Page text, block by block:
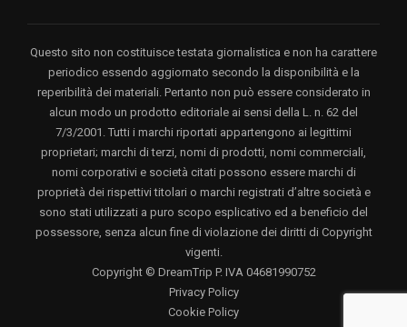
Questo sito non costituisce testata giornalistica e non ha carattere
periodico essendo aggiornato secondo la disponibilità e la
reperibilità dei materiali. Pertanto non può essere considerato in
alcun modo un prodotto editoriale ai sensi della L. n. 62 del
7/3/2001. Tutti i marchi riportati appartengono ai legittimi
proprietari; marchi di terzi, nomi di prodotti, nomi commerciali,
nomi corporativi e società citati possono essere marchi di
proprietà dei rispettivi titolari o marchi registrati d’altre società e
sono stati utilizzati a puro scopo esplicativo ed a beneficio del
possessore, senza alcun fine di violazione dei diritti di Copyright
vigenti.
Copyright © DreamTrip P. IVA 04681990752
Privacy Policy
Cookie Policy